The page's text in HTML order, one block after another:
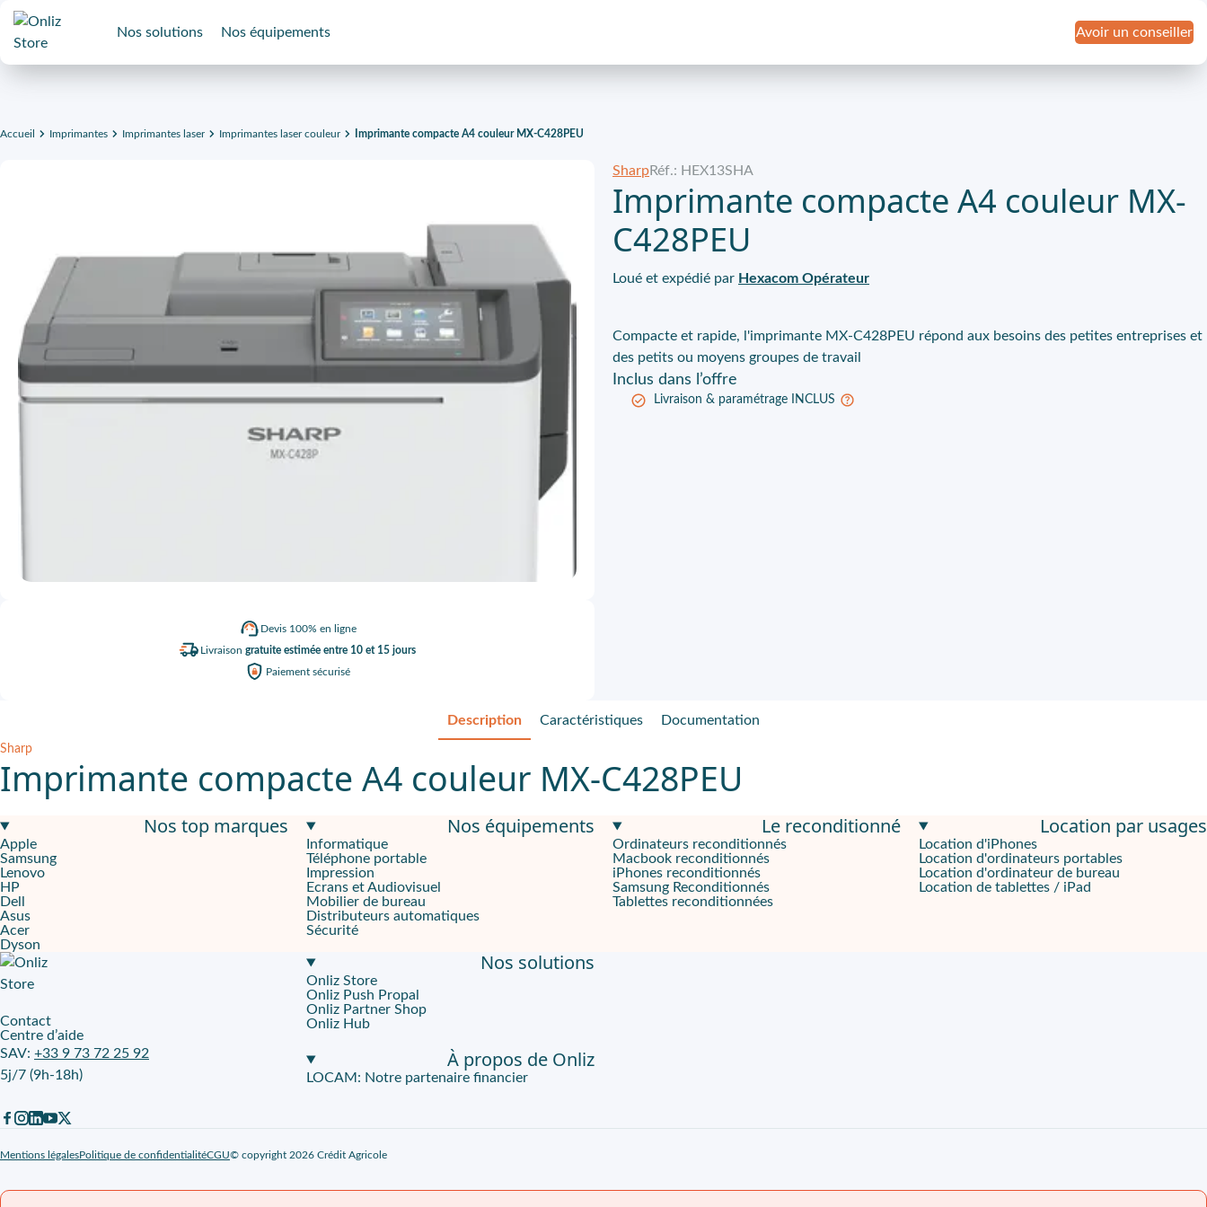
Nos solutions Nos équipements Avoir un conseiller
Accueil Imprimantes Imprimantes laser Imprimantes laser couleur Imprimante compacte A4 couleur MX-C428PEU
Devis 100% en ligne
Livraison gratuite estimée entre 10 et 15 jours
Paiement sécurisé
SharpRéf.: HEX13SHA
Imprimante compacte A4 couleur MX-
C428PEU
Loué et expédié par Hexacom Opérateur
Compacte et rapide, l'imprimante MX-C428PEU répond aux besoins des petites entreprises et
des petits ou moyens groupes de travail
Inclus dans l’offre
Livraison & paramétrage INCLUS
Description Caractéristiques Documentation
Sharp
Imprimante compacte A4 couleur MX-C428PEU
Une imprimante rapide adapté pour les petits bureaux
L'imprimante compacte A4 couleur MX-C428PEU est un appareil performant qui sera idéal pour les petites entreprises et les espaces de travail de taille réduite à moyenne. Elle est aussi
Sécurisée et économe
Doté d'un écran tactile LCD couleur de 4,3 pouces, ce modèle multifonction est facile d'utilisation. Vous naviguerez intuitivement au sein de ses différentes options. Vous pourrez aisément
Fonctionnalités clés :
Vitesse d'impression : 40 ppm
Capacité papier du modèle proposé : 251 feuilles
Écran tactile 4,3" avec mode facile
Nos top marques
Apple
Samsung
Lenovo
HP
Dell
Asus
Acer
Dyson
Nos équipements
Informatique
Téléphone portable
Impression
Ecrans et Audiovisuel
Mobilier de bureau
Distributeurs automatiques
Sécurité
Le reconditionné
Ordinateurs reconditionnés
Macbook reconditionnés
iPhones reconditionnés
Samsung Reconditionnés
Tablettes reconditionnées
Location par usages
Location d'iPhones
Location d'ordinateurs portables
Location d'ordinateur de bureau
Location de tablettes / iPad
Contact
Centre d’aide
SAV: +33 9 73 72 25 92
5j/7 (9h-18h)
Nos solutions
Onliz Store
Onliz Push Propal
Onliz Partner Shop
Onliz Hub
À propos de Onliz
LOCAM: Notre partenaire financier
Mentions légalesPolitique de confidentialitéCGU© copyright 2026 Crédit Agricole